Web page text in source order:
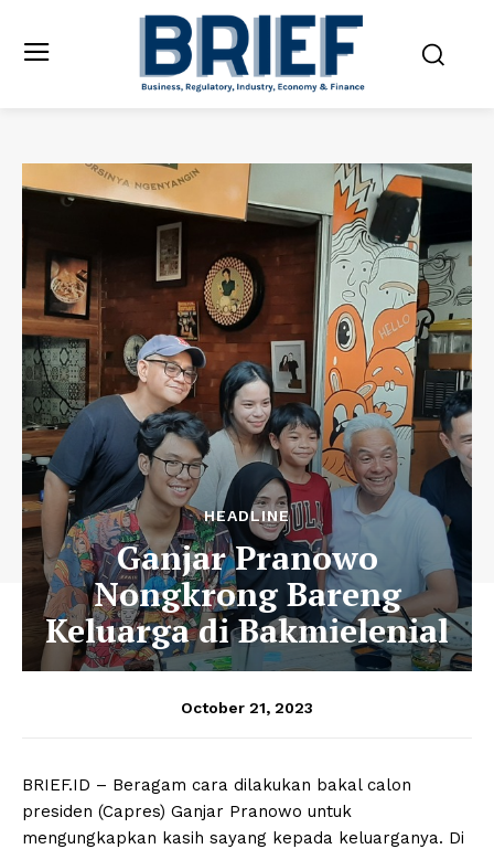
HEADLINE
Ganjar Pranowo
Nongkrong Bareng
Keluarga di Bakmielenial
October 21, 2023
BRIEF.ID – Beragam cara dilakukan bakal calon
presiden (Capres) Ganjar Pranowo untuk
mengungkapkan kasih sayang kepada keluarganya. Di